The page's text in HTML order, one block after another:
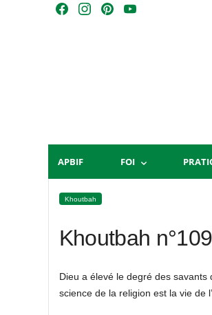
Skip
m
t
Y
APBIF FOI
Khoutbah
Khoutbah
Dieu a élevé le degré des
science de la religion est la vie de